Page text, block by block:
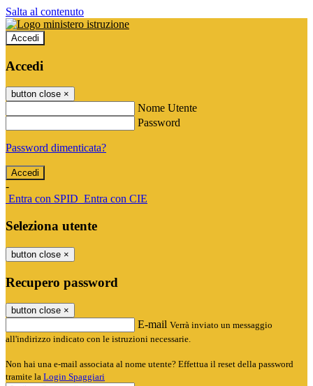
Salta al contenuto
Accedi
Accedi
button close ×
Nome Utente
Password
Password dimenticata?
-
Entra con SPID Entra con CIE
Seleziona utente
button close ×
Recupero password
button close ×
E-mail Verrà inviato un messaggio
all'indirizzo indicato con le istruzioni necessarie.
Non hai una e-mail associata al nome utente? Effettua il reset della password
tramite la Login Spaggiari